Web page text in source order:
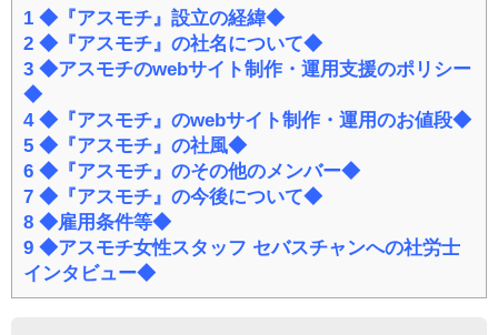
1 ◆『アスモチ』設立の経緯◆
2 ◆『アスモチ』の社名について◆
3 ◆アスモチのwebサイト制作・運用支援のポリシー
◆
4◆『アスモチ』のwebサイト制作・運用のお値段◆
5 ◆『アスモチ』の社風◆
6 ◆『アスモチ』のその他のメンバー◆
7 ◆『アスモチ』の今後について◆
8 ◆雇用条件等◆
9 ◆アスモチ女性スタッフ セバスチャンへの社労士
インタビュー◆